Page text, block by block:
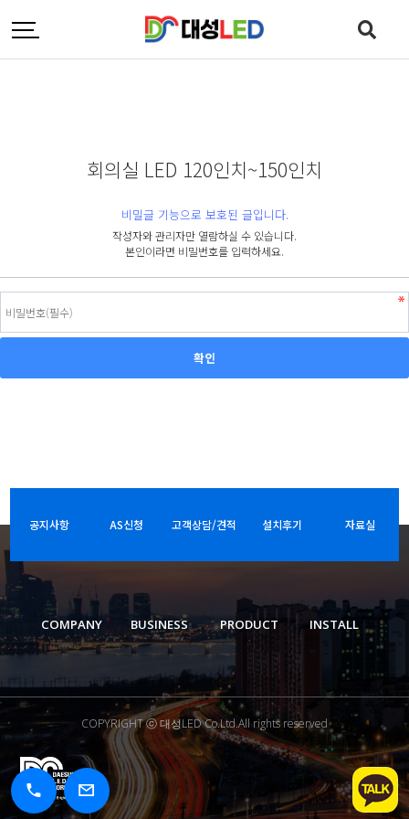
회의실 LED 120인치~150인치
비밀글 기능으로 보호된 글입니다.
작성자와 관리자만 열람하실 수 있습니다.
본인이라면 비밀번호를 입력하세요.
공지사항 AS신청 고객상담/견적 설치후기 자료실
COMPANY BUSINESS PRODUCT INSTALL
COPYRIGHT ⓒ 대성LED Co.Ltd.All rights reserved